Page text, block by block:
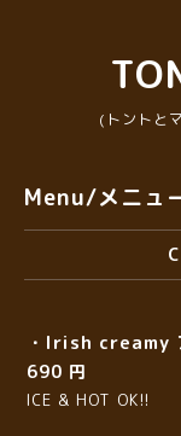
(トントと
Menu/メニュ
・Irish creamy
690 円
ICE & HOT OK!!